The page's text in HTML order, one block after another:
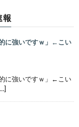
報
に強いですｗ」←こい
に強いですｗ」←こい